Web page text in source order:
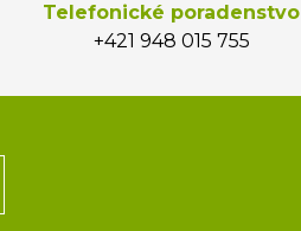
Telefonické poradenstvo
+421 948 015 755